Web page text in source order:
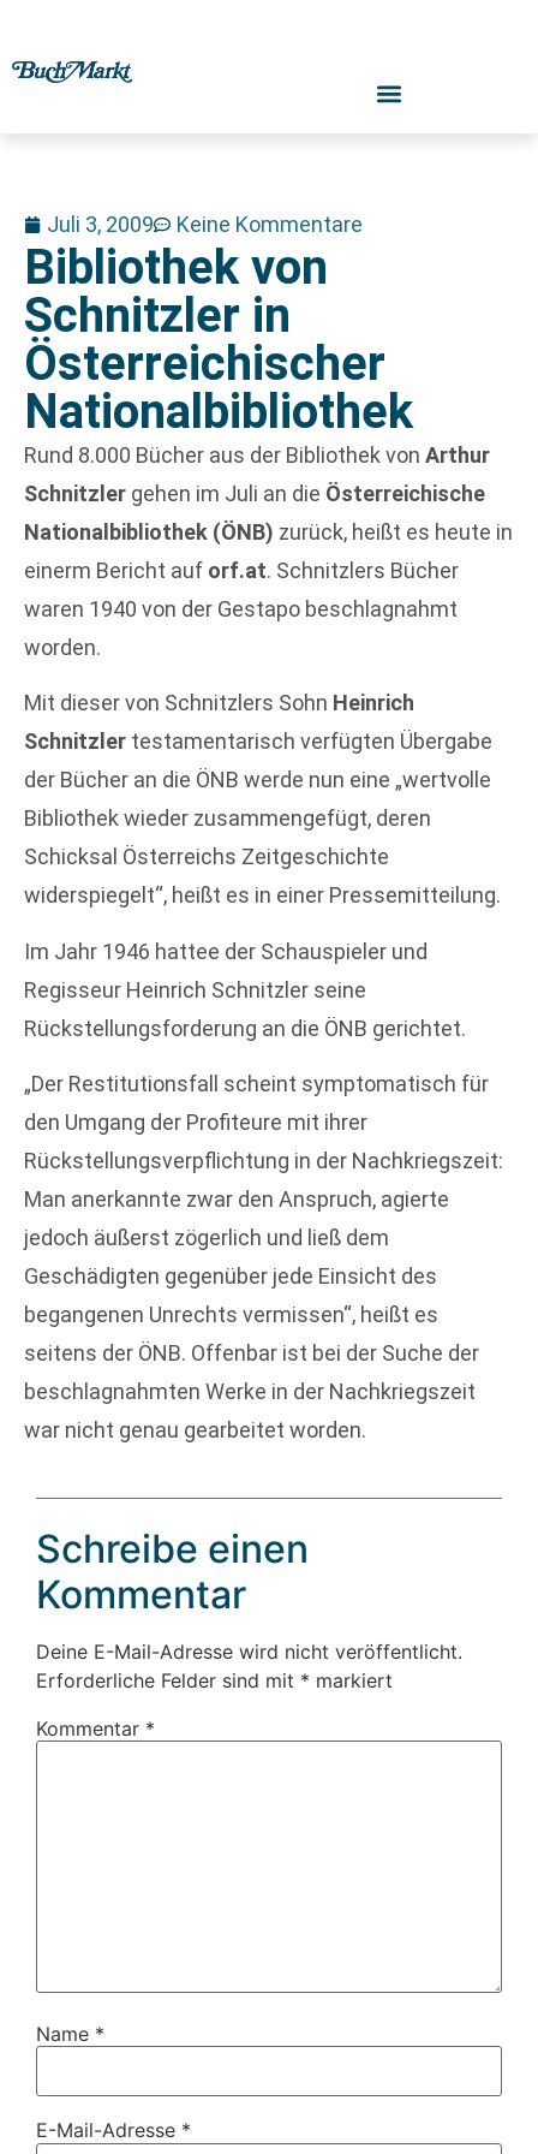
Juli 3, 2009 Keine Kommentare
Bibliothek von
Schnitzler in
Österreichischer
Nationalbibliothek
Rund 8.000 Bücher aus der Bibliothek von Arthur
Schnitzler gehen im Juli an die Österreichische
Nationalbibliothek (ÖNB) zurück, heißt es heute in
einerm Bericht auf orf.at. Schnitzlers Bücher
waren 1940 von der Gestapo beschlagnahmt
worden.
Mit dieser von Schnitzlers Sohn Heinrich
Schnitzler testamentarisch verfügten Übergabe
der Bücher an die ÖNB werde nun eine „wertvolle
Bibliothek wieder zusammengefügt, deren
Schicksal Österreichs Zeitgeschichte
widerspiegelt“, heißt es in einer Pressemitteilung.
Im Jahr 1946 hattee der Schauspieler und
Regisseur Heinrich Schnitzler seine
Rückstellungsforderung an die ÖNB gerichtet.
„Der Restitutionsfall scheint symptomatisch für
den Umgang der Profiteure mit ihrer
Rückstellungsverpflichtung in der Nachkriegszeit:
Man anerkannte zwar den Anspruch, agierte
jedoch äußerst zögerlich und ließ dem
Geschädigten gegenüber jede Einsicht des
begangenen Unrechts vermissen“, heißt es
seitens der ÖNB. Offenbar ist bei der Suche der
beschlagnahmten Werke in der Nachkriegszeit
war nicht genau gearbeitet worden.
Schreibe einen
Kommentar
Deine E-Mail-Adresse wird nicht veröffentlicht.
Erforderliche Felder sind mit * markiert
Kommentar *
Name *
E-Mail-Adresse *